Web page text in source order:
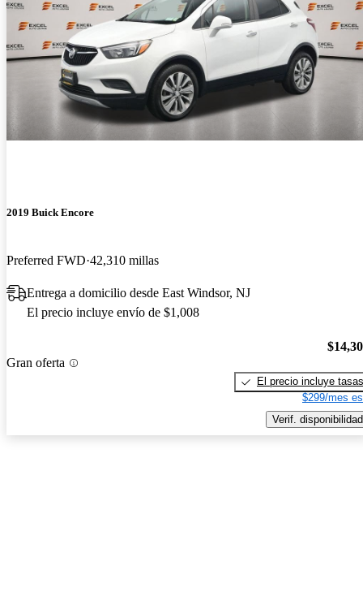
2019 Buick Encore
Preferred FWD 42,310 millas
Entrega a domicilio desde East Windsor, NJ
El precio incluye envío de $1,008
Gran oferta
El precio incluye tasas
$299/mes
Verif. disponibilidad